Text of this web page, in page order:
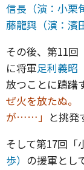
信長（演：小栗
藤龍興（演：濱
その後、第11回
に将軍足利義昭
放つことに躊躇
ぜ火を放たぬ。
が……」 と挑発
そして第17回「
歩） の援軍とし